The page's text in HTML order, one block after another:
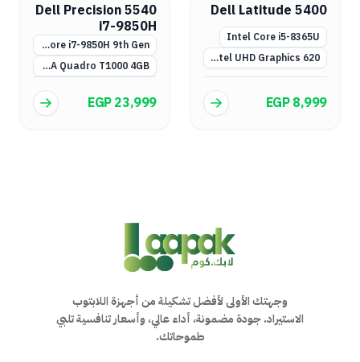
Dell Latitude 5400
Intel Core i5-8365U
Intel UHD Graphics 620
EGP 8,999
Dell Precision 5540
i7-9850H
Intel Core i7-9850H 9th Gen
NVIDIA Quadro T1000 4GB
EGP 23,999
وجهتك الأولى لأفضل تشكيلة من أجهزة اللابتوب
الاستيراد. جودة مضمونة، أداء عالي، وأسعار تنافسية تلبي
طموحاتك.